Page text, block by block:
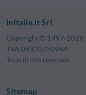
InItalia.it Srl
Copyright © 1997-2026
TVA 08320750964
Tous droits réservés
Sitemap